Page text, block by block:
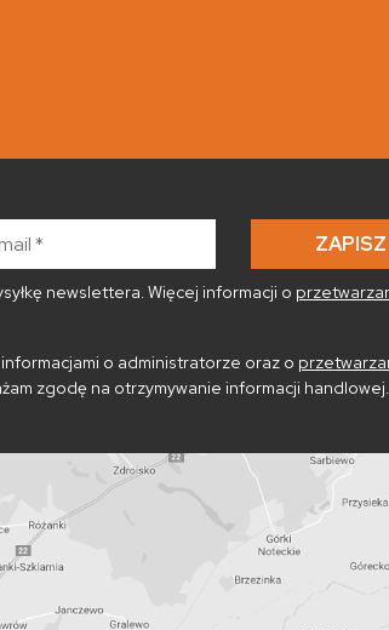
newslettera. Więcej informacji o
o administratorze oraz o
zgodę na otrzymywanie informacji handlowej.